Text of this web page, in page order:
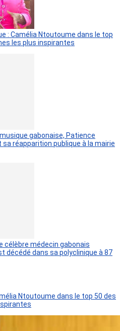
: Camélia Ntoutoume dans le top
les plus inspirantes
musique gabonaise, Patience
sa réapparition publique à la mairie
célèbre médecin gabonais
décédé dans sa polyclinique à 87
Ntoutoume dans le top 50 des